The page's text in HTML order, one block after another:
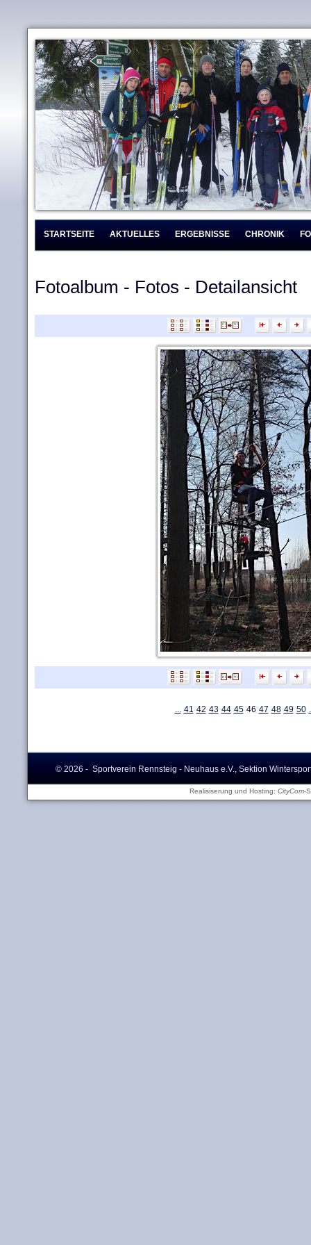
STARTSEITE AKTUELLES ERGEBNISSE CHRONIK
Fotoalbum - Fotos - Detailansicht
... 41 42 43 44 45 46 47 48 49 50
© 2026 - Sportverein Rennsteig - Neuhaus e.V., Sektion
Realisiserung und Hosting: CityCom-